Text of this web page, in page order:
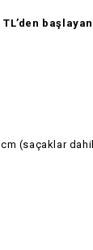
(saçaklar dahil